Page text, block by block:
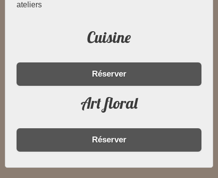
ateliers
Cuisine
Réserver
Art floral
Réserver